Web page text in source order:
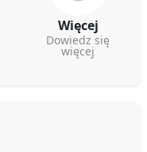
Więcej
Dowiedz się
więcej